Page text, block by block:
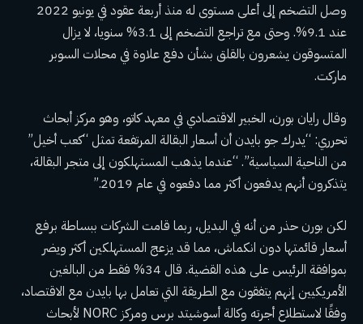
وصل التضخم إلى أعلى مستوى له منذ أربعة عقود في يونيو 2022
عند 9.1%. وحتى مع تراجع التضخم إلى 3.1% سنويا، لا يزال
المتسوقون يشعرون بالقلق بشأن دفع علاوة في محلات السوبر
ماركت.
وقال رايان بورن، الخبير الاقتصادي في معهد كاتو، وهو مركز أبحاث
تحرري: “يدرك جو بايدن أن أسعار البقالة المرتفعة تمثل “كعب أخيل”
من الناحية السياسية”. “عندما يذهب المستهلكون إلى متجر البقالة،
يتذكرون أنهم يدفعون أكثر مما دفعوه في عام 2019.”
لكن بورن حذر من أنه في البديل، ربما قامت الشركات ببساطة برفع
أسعار قائمتها دون انكماش، مما قد يزعج المستهلكين أكثر ويضر
بموافقة الرئيس على هذه القضية. قال 34% فقط من البالغين
الأمريكيين إنهم يتفقون مع الطريقة التي تعامل بها بايدن مع الاقتصاد،
وفقًا لاستطلاع أجرته وكالة أسوشيتد برس ومركز NORC لأبحاث